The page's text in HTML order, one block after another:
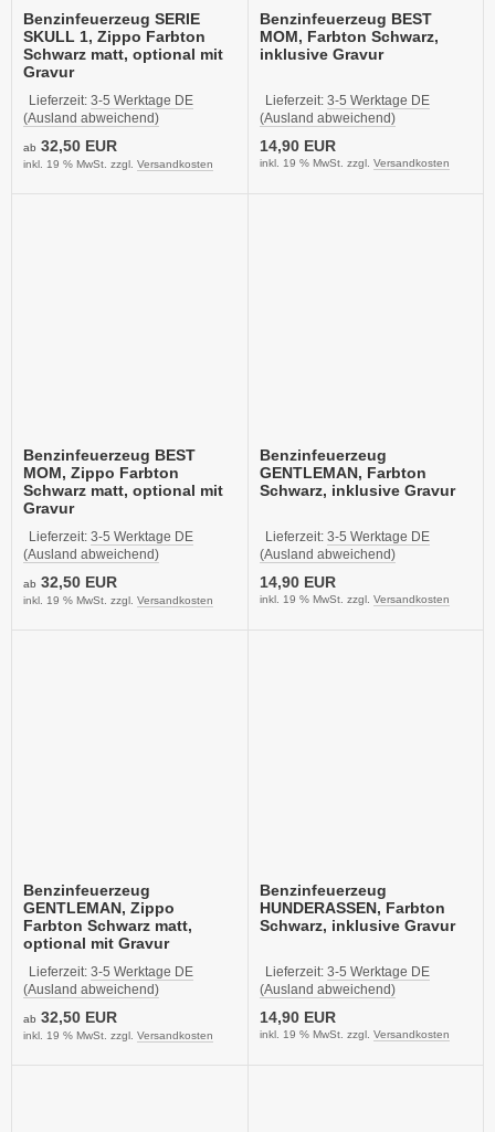
Benzinfeuerzeug SERIE
SKULL 1, Zippo Farbton
Schwarz matt, optional mit
Gravur
Lieferzeit: 3-5 Werktage DE
(Ausland abweichend)
ab 32,50 EUR
inkl. 19 % MwSt. zzgl. Versandkosten
Benzinfeuerzeug BEST
MOM, Farbton Schwarz,
inklusive Gravur
Lieferzeit: 3-5 Werktage DE
(Ausland abweichend)
14,90 EUR
inkl. 19 % MwSt. zzgl. Versandkosten
Benzinfeuerzeug BEST
MOM, Zippo Farbton
Schwarz matt, optional mit
Gravur
Lieferzeit: 3-5 Werktage DE
(Ausland abweichend)
ab 32,50 EUR
inkl. 19 % MwSt. zzgl. Versandkosten
Benzinfeuerzeug
GENTLEMAN, Farbton
Schwarz, inklusive Gravur
Lieferzeit: 3-5 Werktage DE
(Ausland abweichend)
14,90 EUR
inkl. 19 % MwSt. zzgl. Versandkosten
Benzinfeuerzeug
GENTLEMAN, Zippo
Farbton Schwarz matt,
optional mit Gravur
Lieferzeit: 3-5 Werktage DE
(Ausland abweichend)
ab 32,50 EUR
inkl. 19 % MwSt. zzgl. Versandkosten
Benzinfeuerzeug
HUNDERASSEN, Farbton
Schwarz, inklusive Gravur
Lieferzeit: 3-5 Werktage DE
(Ausland abweichend)
14,90 EUR
inkl. 19 % MwSt. zzgl. Versandkosten